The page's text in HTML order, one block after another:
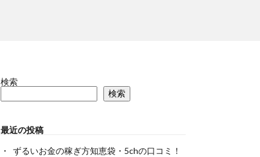
検索
検索
最近の投稿
ずるいお金の稼ぎ方知恵袋・5chの口コミ！